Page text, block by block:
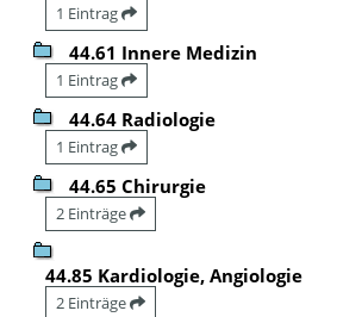
1 Eintrag
44.61 Innere Medizin
1 Eintrag
44.64 Radiologie
1 Eintrag
44.65 Chirurgie
2 Einträge
44.85 Kardiologie, Angiologie
2 Einträge